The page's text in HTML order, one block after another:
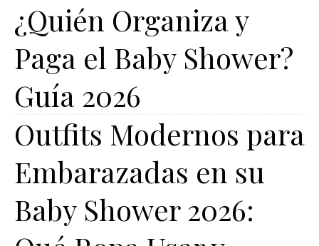
¿Quién Organiza y
Paga el Baby Shower?
Guía 2026
Outfits Modernos para
Embarazadas en su
Baby Shower 2026: